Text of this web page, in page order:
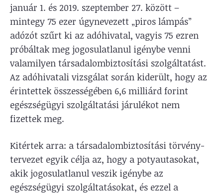
január 1. és 2019. szeptember 27. között –
mintegy 75 ezer úgynevezett „piros lámpás”
adózót szűrt ki az adóhivatal, vagyis 75 ezren
próbáltak meg jogosulatlanul igénybe venni
valamilyen társadalombiztosítási szolgáltatást.
Az adóhivatali vizsgálat során kiderült, hogy az
érintettek összességében 6,6 milliárd forint
egészségügyi szolgáltatási járulékot nem
fizettek meg.
Kitértek arra: a társadalombiztosítási törvény-
tervezet egyik célja az, hogy a potyautasokat,
akik jogosulatlanul veszik igénybe az
egészségügyi szolgáltatásokat, és ezzel a